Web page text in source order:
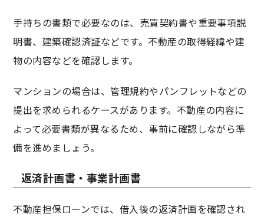
手持ちの書類で必要なのは、売買契約書や重要事項説
明書、建築確認済証などです。不動産の取得経緯や建
物の内容などを確認します。
マンションの場合は、管理規約やパンフレットなどの
提出を求められるケースがあります。不動産の内容に
よって必要書類が異なるため、事前に確認しながら準
備を進めましょう。
返済計画書・事業計画書
不動産担保ローンでは、借入後の返済計画を確認され